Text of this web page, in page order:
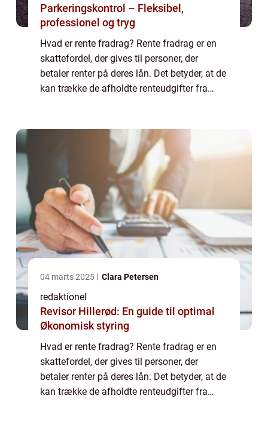
Parkeringskontrol – Fleksibel,
professionel og tryg
Hvad er rente fradrag? Rente fradrag er en
skattefordel, der gives til personer, der
betaler renter på deres lån. Det betyder, at de
kan trække de afholdte renteudgifter fra
04 marts 2025 Clara Petersen
redaktionel
Revisor Hillerød: En guide til optimal
Økonomisk styring
Hvad er rente fradrag? Rente fradrag er en
skattefordel, der gives til personer, der
betaler renter på deres lån. Det betyder, at de
kan trække de afholdte renteudgifter fra